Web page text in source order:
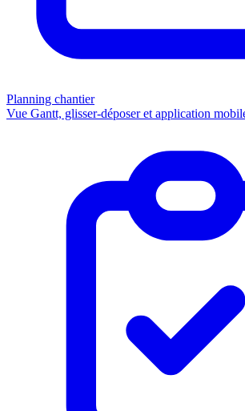
Planning chantier
Vue Gantt, glisser-déposer et application